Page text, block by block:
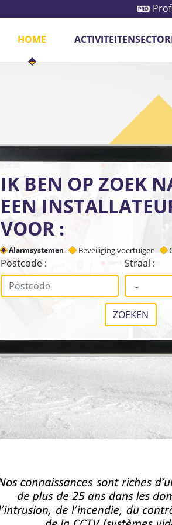
HOME
IK BEN OP ZOEK
EEN
VOOR :
Alarmsystemen Beveiliging voertuigen
Postcode : Straal :